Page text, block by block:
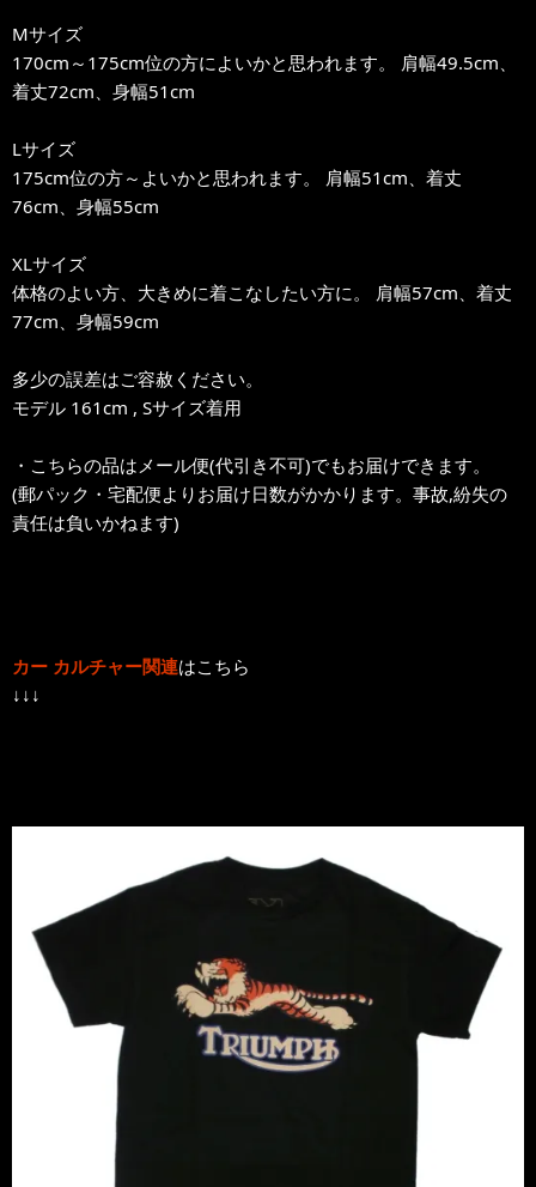
Mサイズ
170cm～175cm位の方によいかと思われます。 肩幅49.5cm、
着丈72cm、身幅51cm
Lサイズ
175cm位の方～よいかと思われます。 肩幅51cm、着丈
76cm、身幅55cm
XLサイズ
体格のよい方、大きめに着こなしたい方に。 肩幅57cm、着丈
77cm、身幅59cm
多少の誤差はご容赦ください。
モデル 161cm , Sサイズ着用
・こちらの品はメール便(代引き不可)でもお届けできます。
(郵パック・宅配便よりお届け日数がかかります。事故,紛失の
責任は負いかねます)
カー カルチャー関連はこちら
↓↓↓